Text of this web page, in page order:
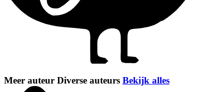
Meer auteur Diverse auteurs Bekijk alles